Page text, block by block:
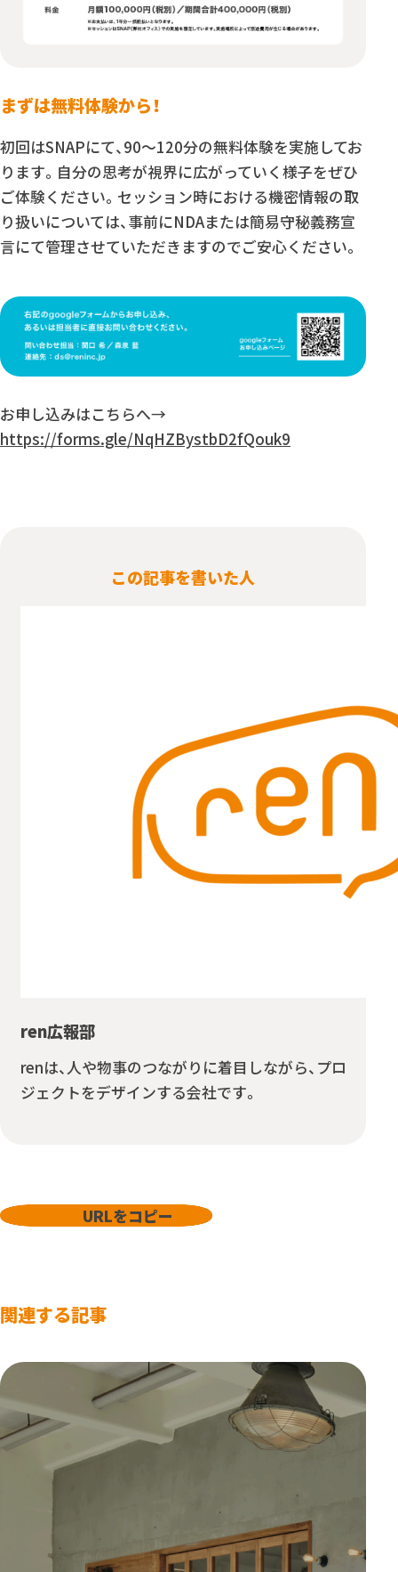
まずは無料体験から！
初回はSNAPにて、90〜120分の無料体験を実施してお
ります。自分の思考が視界に広がっていく様子をぜひ
ご体験ください。セッション時における機密情報の取
り扱いについては、事前にNDAまたは簡易守秘義務宣
言にて管理させていただきますのでご安心ください。
お申し込みはこちらへ→
https://forms.gle/NqHZBystbD2fQouk9
この記事を書いた人
ren広報部
renは、人や物事のつながりに着目しながら、プロ
ジェクトをデザインする会社です。
URLをコピー
関連する記事